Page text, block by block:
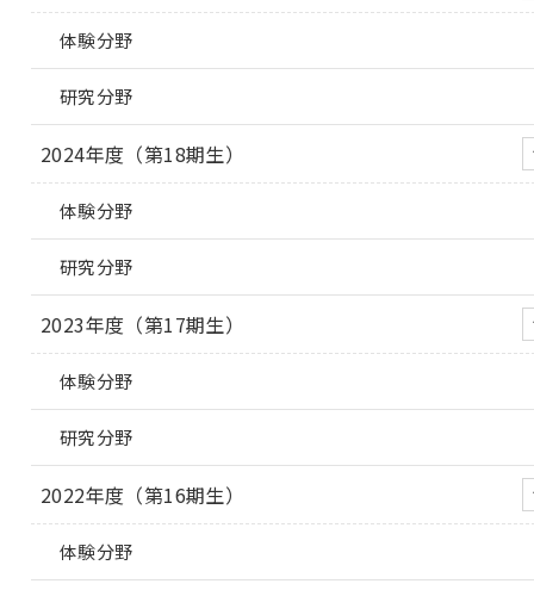
体験分野
研究分野
2024年度（第18期生）
体験分野
研究分野
2023年度（第17期生）
体験分野
研究分野
2022年度（第16期生）
体験分野